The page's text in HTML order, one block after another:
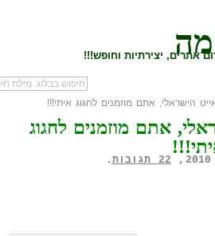
אתרים, יצירתיות וחופש!!!
לעמוד הראשי של
הבלוג
הישראלי, אתם מוזמנים לחגוג איתי!!!
אתם מוזמנים לחגוג
22 תגובות .